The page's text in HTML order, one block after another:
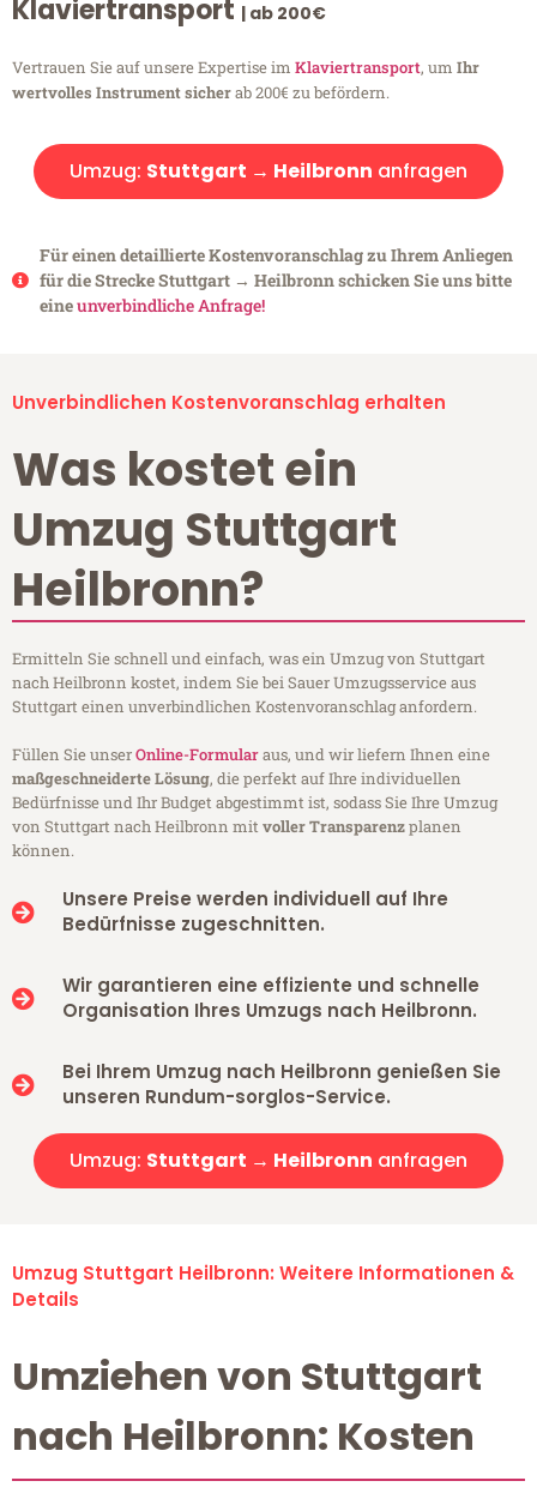
Klaviertransport | ab 200€
Vertrauen Sie auf unsere Expertise im Klaviertransport, um Ihr
wertvolles Instrument sicherab 200€ zu befördern.
Umzug: Stuttgart → Heilbronn anfragen
Für einen detaillierte Kostenvoranschlag zu Ihrem Anliegen
für die Strecke Stuttgart → Heilbronn schicken Sie uns bitte
eineunverbindliche Anfrage!
Unverbindlichen Kostenvoranschlag erhalten
Was kostet ein
Umzug Stuttgart
Heilbronn?
Ermitteln Sie schnell und einfach, was ein Umzug von Stuttgart
nach Heilbronn kostet, indem Sie bei Sauer Umzugsservice aus
Stuttgart einen unverbindlichen Kostenvoranschlag anfordern.
Füllen Sie unserOnline-Formularaus, und wir liefern Ihnen eine
maßgeschneiderte Lösung, die perfekt auf Ihre individuellen
Bedürfnisse und Ihr Budget abgestimmt ist, sodass Sie Ihre Umzug
von Stuttgart nach Heilbronn mitvoller Transparenzplanen
können.
Unsere Preise werden individuell auf Ihre
Bedürfnisse zugeschnitten.
Wir garantieren eine effiziente und schnelle
Organisation Ihres Umzugs nach Heilbronn.
Bei Ihrem Umzug nach Heilbronn genießen Sie
unseren Rundum-sorglos-Service.
Umzug: Stuttgart → Heilbronn anfragen
Umzug Stuttgart Heilbronn: Weitere Informationen &
Details
Umziehen von Stuttgart
nach Heilbronn: Kosten